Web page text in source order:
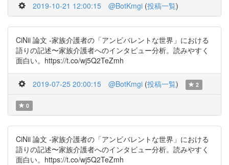
2019-10-21 12:00:15 @BotKmgi (投稿一覧)
CiNii 論文 -家族介護者の「アンビバレントな世界」における
語りの記述〜家族介護者へのインタビュー分析。読みやすく
面白い。https://t.co/wj5Q2TeZmh
2019-07-25 20:00:15 @BotKmgi (投稿一覧) 2
0
CiNii 論文 -家族介護者の「アンビバレントな世界」における
語りの記述〜家族介護者へのインタビュー分析。読みやすく
面白い。https://t.co/wj5Q2TeZmh